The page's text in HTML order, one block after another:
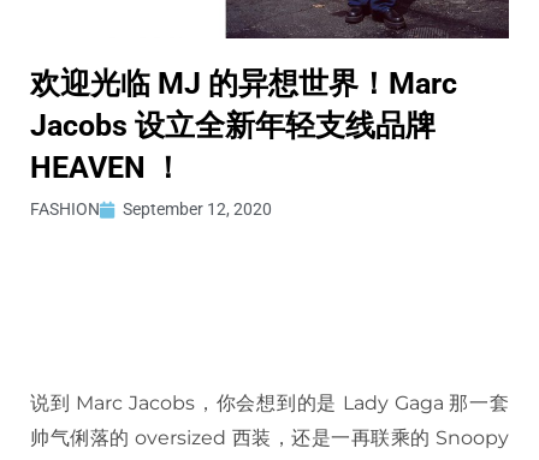
欢迎光临 MJ 的异想世界！Marc
Jacobs 设立全新年轻支线品牌
HEAVEN ！
FASHION September 12, 2020
说到 Marc Jacobs，你会想到的是 Lady Gaga 那一套
帅气俐落的 oversized 西装，还是一再联乘的 Snoopy